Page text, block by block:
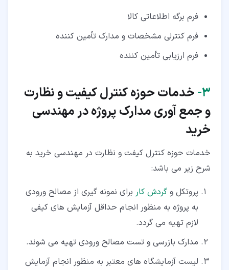
فرم برگه اطلاعاتی کالا
فرم کنترلی مشخصات و مدارک تأمین کننده
فرم ارزیابی تأمین کننده
۳‏- خدمات حوزه کنترل کیفیت و نظارت
و جمع آوری مدارک پروژه در مهندسی
خرید
خدمات حوزه کنترل کیفت و نظارت در مهندسی خرید به
شرح زیر می باشد:
پروتکل و گردش کار برای نمونه گیری از مصالح ورودی
به پروژه به منظور انجام حداقل آزمایش های کیفی
لازم تهیه می گردد.
مدارک بازرسی و تست مصالح ورودی تهیه می شوند.
لیست آزمایشگاه های معتبر به منظور انجام آزمایش